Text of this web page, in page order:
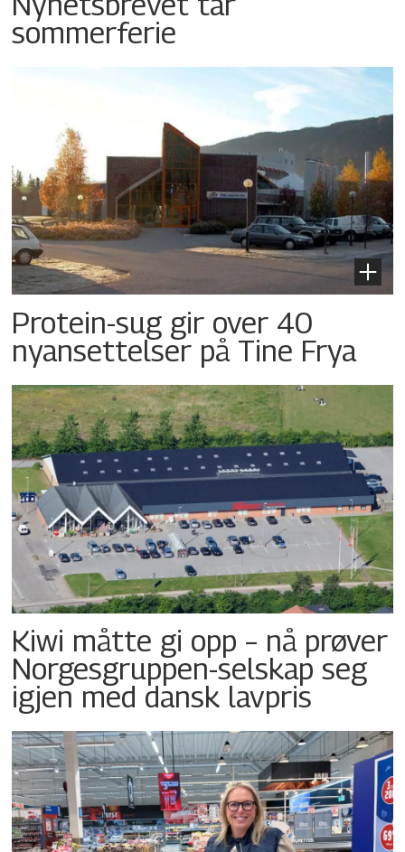
sommerferie
Protein-sug gir over 40
nyansettelser på Tine Frya
Kiwi måtte gi opp – nå prøver
Norgesgruppen-selskap seg
igjen med dansk lavpris